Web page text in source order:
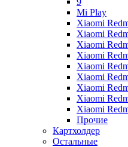
Mi Play
Xiaomi
Xiaomi
Xiaomi
Xiaomi
Xiaomi
Xiaomi
Xiaomi
Xiaomi
Xiaomi
Прочие
Картхолдер
Остальные